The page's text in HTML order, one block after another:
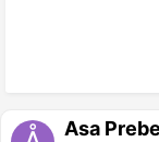
Åsa